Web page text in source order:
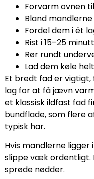
Forvarm ovnen
Bland
Fordel dem i ét
Rist i 15–25
Rør rundt
Lad dem køle
Et bredt fad er vigtigt,
lag for at få jævn
et klassisk ildfast fad
bundflade, som flere
typisk har.
Hvis mandlerne
slippe væk ordentligt.
sprøde nødder.